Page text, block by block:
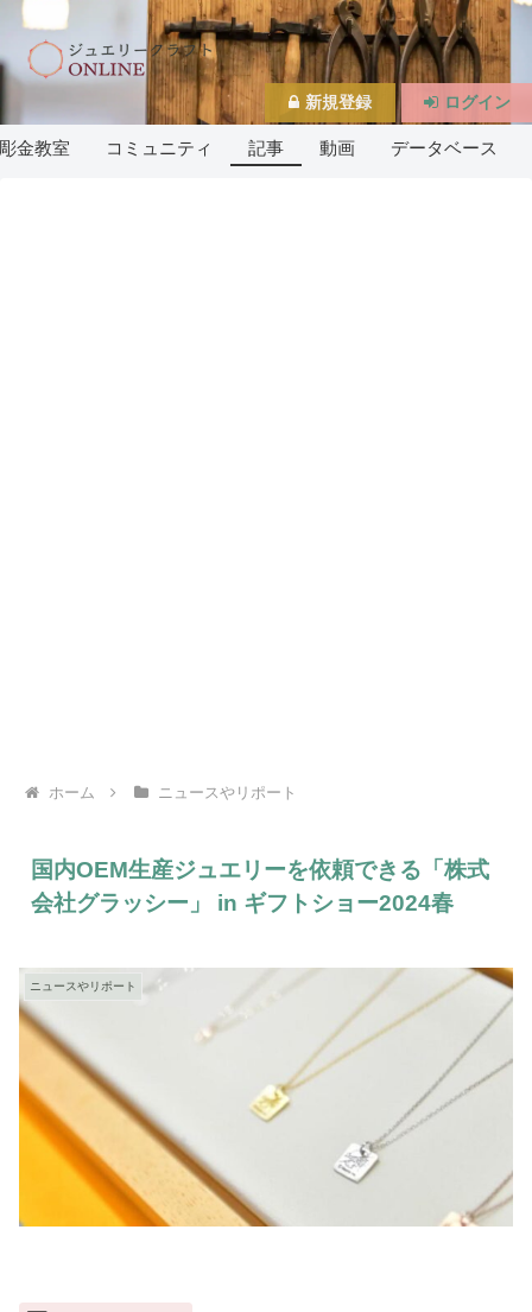
金教室 コミュニティ 記事 動画 データベース
ホーム ニュースやリポート
国内OEM生産ジュエリーを依頼できる「株式
会社グラッシー」 in ギフトショー2024春
ニュースやリポート
新規登録 ログイン